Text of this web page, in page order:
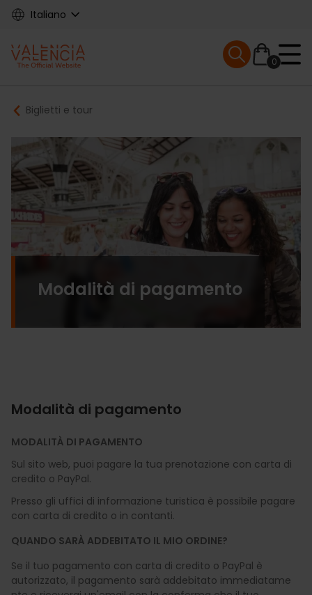
Skip
content
Italiano
Main
navigation
0
Mobile menu
Breadcrumb
Biglietti e tour
Modalità di pagamento
Modalità di pagamento
MODALITÀ DI PAGAMENTO
Sul sito web, puoi pagare la tua prenotazione con carta di
credito o PayPal.
Presso gli uffici di informazione turistica è possibile pagare
con carta di credito o in contanti.
QUANDO SARÀ ADDEBITATO IL MIO ORDINE?
Se il tuo pagamento con carta di credito o PayPal è
autorizzato, il pagamento sarà addebitato immediatame